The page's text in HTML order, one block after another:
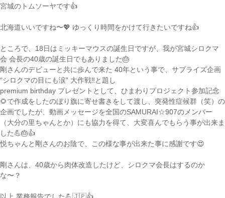
宮城のトムソーヤです👍
北海道いいですね〜💖 ゆっくり時間をかけて行きたいですね👍
ところで、18日はミッキーマウスの誕生日ですが、我が宮城シロクマ
会 会長の40歳の誕生日でもありました🎂
剛さんのデビューと共に歩んで来た 40年という事で、サプライズ企画
“シロクマの目にも涙” 大作戦‼️と題し
premium birthday プレゼントとして、ひまわりプロジェクト参加記念
🌻で作成をしたのぼり旗に寄せ書きをして渡し、突発性症候群（笑）の
企画でしたが、動画メッセージを全国のSAMURAI☆907のメンバー
（大分の里ちゃんとか）にも協力を得て、大変喜んでもらう事が出来ま
した💪🎂👍
悦ちゃんと剛さんのお陰で、この様な事が出来た事に感謝です😍
剛さんは、40歳から肉体改造したけど、シロクマ会長はするのか
な〜？